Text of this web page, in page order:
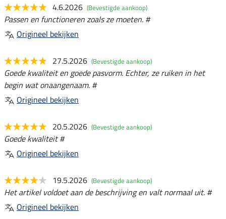
4.6.2026 (Bevestigde aankoop)
Passen en functioneren zoals ze moeten. #
Origineel bekijken
27.5.2026 (Bevestigde aankoop)
Goede kwaliteit en goede pasvorm. Echter, ze ruiken in het
begin wat onaangenaam. #
Origineel bekijken
20.5.2026 (Bevestigde aankoop)
Goede kwaliteit #
Origineel bekijken
19.5.2026 (Bevestigde aankoop)
Het artikel voldoet aan de beschrijving en valt normaal uit. #
Origineel bekijken